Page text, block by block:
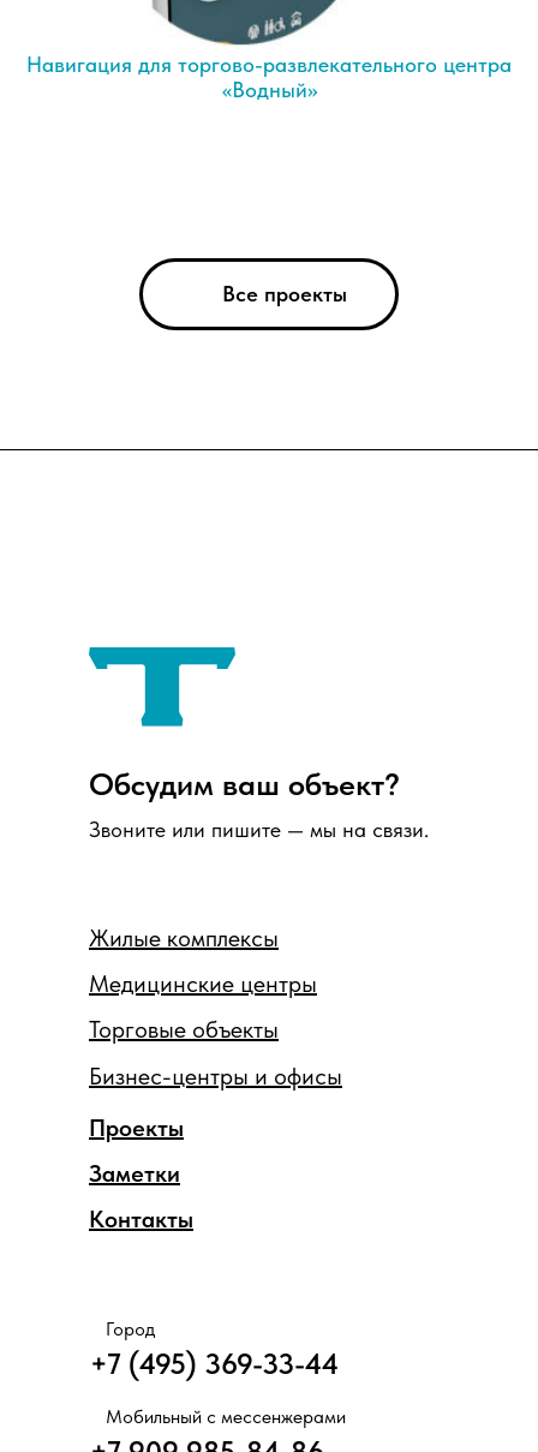
Навигация для торгово-развлекательного центра
«Водный»
Все проекты
Обсудим ваш объект?
Звоните или пишите — мы на связи.
Контакты
Заметки
Проекты
Бизнес-центры и офисы
Торговые объекты
Медицинские центры
Жилые комплексы
Мобильный с мессенжерами
+7 (495) 369-33-44
Город